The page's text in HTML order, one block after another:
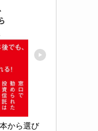
から選び